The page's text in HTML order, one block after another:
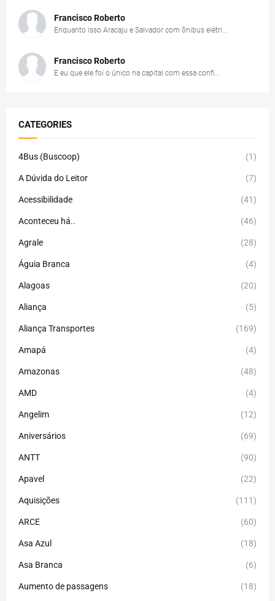
Francisco Roberto
Enquanto isso Aracaju e Salvador com ônibus elétri...
Francisco Roberto
E eu que ele foi o único na capital com essa confi...
CATEGORIES
4Bus (Buscoop) (1)
A Dúvida do Leitor (7)
Acessibilidade (41)
Aconteceu há.. (46)
Agrale (28)
Águia Branca (4)
Alagoas (20)
Aliança (5)
Aliança Transportes (169)
Amapá (4)
Amazonas (48)
AMD (4)
Angelim (12)
Aniversários (69)
ANTT (90)
Apavel (22)
Aquisições (111)
ARCE (60)
Asa Azul (18)
Asa Branca (6)
Aumento de passagens (18)